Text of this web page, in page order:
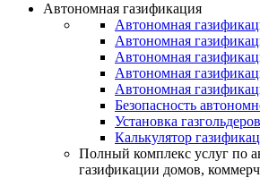
Автономная газификация
Автономная
Автономная
Автономная
Автономная
Автономная
Безопасность
Установка газгольдеров
Калькулятор
Полный комплекс услуг по
газификации домов,